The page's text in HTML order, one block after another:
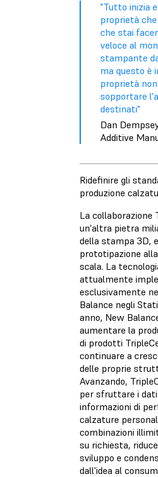
"Tutto inizia
proprietà
che stai
veloce al
stampante
ma questo è
proprietà
sopportare
destinati"
Dan
Additive
Ridefinire gli
produzione
La collaborazione
un'altra pietra
della stampa 3D,
prototipazione
scala. La
attualmente
esclusivamente
Balance negli
anno, New
aumentare la
di prodotti
continuare a
delle proprie
Avanzando,
per sfruttare i
informazioni di
calzature
combinazioni
su richiesta,
sviluppo e
dall'idea al